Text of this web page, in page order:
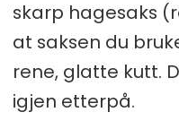
skarp hagesaks
at saksen du
rene, glatte kutt.
igjen etterpå.